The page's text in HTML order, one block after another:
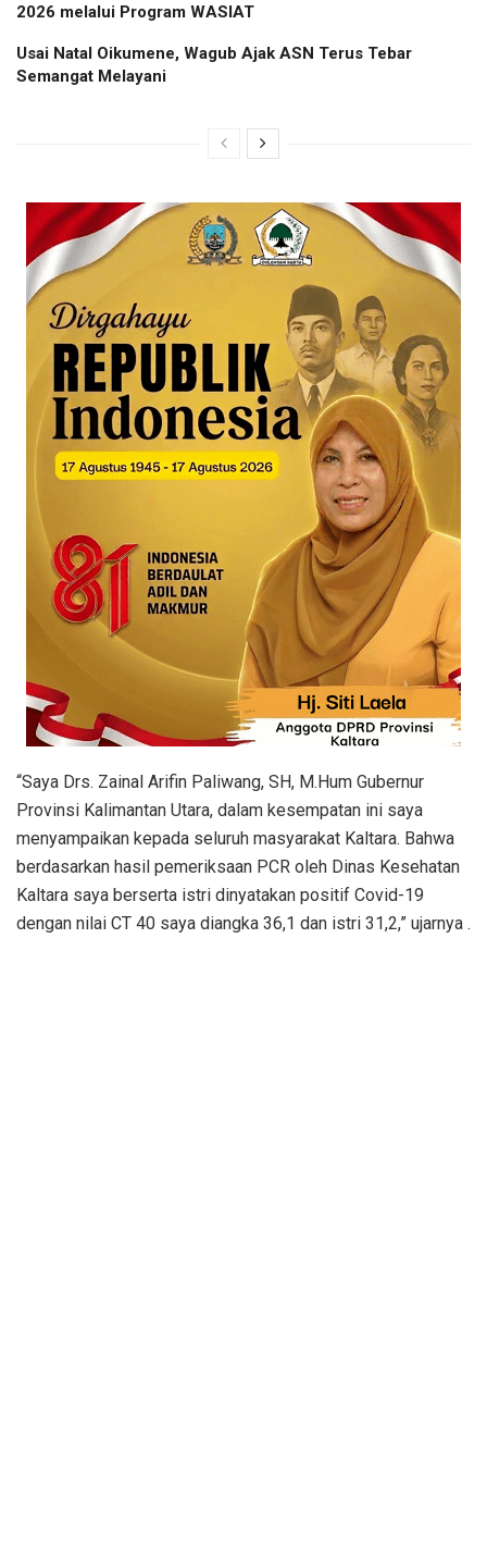
2026 melalui Program WASIAT
Usai Natal Oikumene, Wagub Ajak ASN Terus Tebar
Semangat Melayani
“Saya Drs. Zainal Arifin Paliwang, SH, M.Hum Gubernur
Provinsi Kalimantan Utara, dalam kesempatan ini saya
menyampaikan kepada seluruh masyarakat Kaltara. Bahwa
berdasarkan hasil pemeriksaan PCR oleh Dinas Kesehatan
Kaltara saya berserta istri dinyatakan positif Covid-19
dengan nilai CT 40 saya diangka 36,1 dan istri 31,2,” ujarnya .